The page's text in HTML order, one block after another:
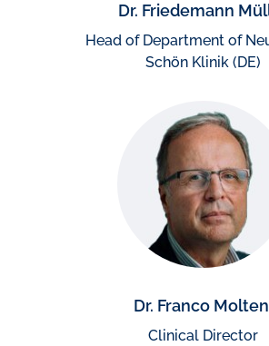
Dr. Friedemann
Head of Department of
Schön Klinik (DE)
Dr. Franco
Clinical Director